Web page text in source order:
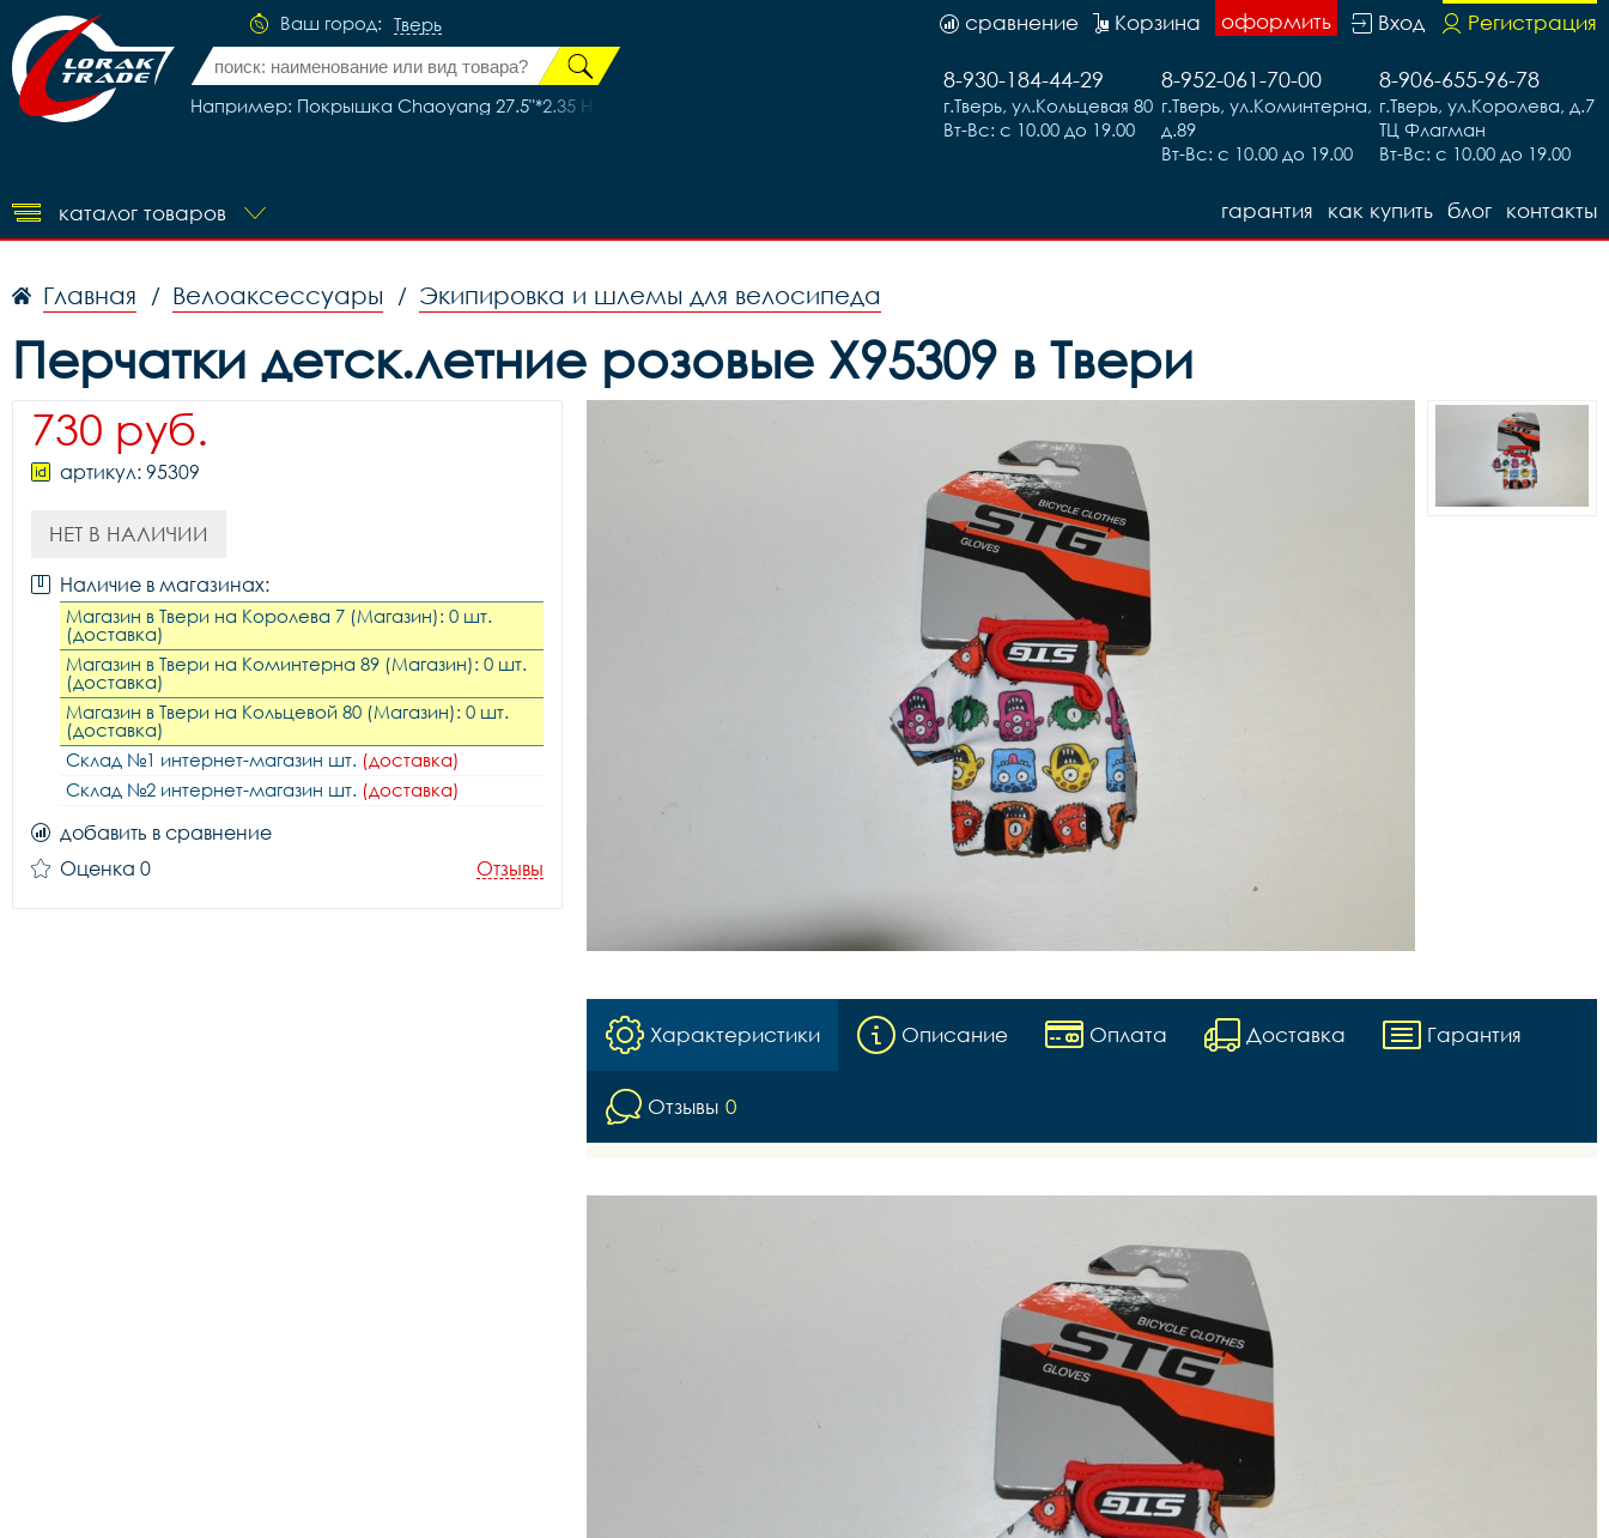
Ваш город: Тверь
Например: Покрышка Chaoyang 27.5"*2.35 H-5136, код 41749
Регистрация
Вход
оформить
Корзина
сравнение
8-906-655-96-78
г.Тверь, ул.Королева, д.7
ТЦ Флагман
Вт-Вс: с 10.00 до 19.00
8-952-061-70-00
г.Тверь, ул.Коминтерна,
д.89
Вт-Вс: с 10.00 до 19.00
8-930-184-44-29
г.Тверь, ул.Кольцевая 80
Вт-Вс: с 10.00 до 19.00
каталог товаров контакты
блог
как купить
гарантия
Главная / Велоаксессуары / Экипировка и шлемы для велосипеда
Перчатки детск.летние розовые Х95309 в Твери
730 руб.
артикул: 95309
НЕТ В НАЛИЧИИ
Наличие в магазинах:
Магазин в Твери на Королева 7 (Магазин): 0 шт.
(доставка)
Магазин в Твери на Коминтерна 89 (Магазин): 0 шт.
(доставка)
Магазин в Твери на Кольцевой 80 (Магазин): 0 шт.
(доставка)
Склад №1 интернет-магазин шт. (доставка)
Склад №2 интернет-магазин шт. (доставка)
добавить в сравнение
Оценка 0
Отзывы
Характеристики Описание Оплата Доставка Гарантия
Отзывы 0